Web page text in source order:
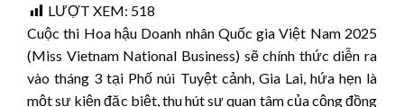
LƯỢT XEM: 518
Cuộc thi Hoa hậu Doanh nhân Quốc gia Việt Nam 2025
(Miss Vietnam National Business) sẽ chính thức diễn ra
vào tháng 3 tại Phố núi Tuyệt cảnh, Gia Lai, hứa hẹn là
một sự kiện đặc biệt, thu hút sự quan tâm của cộng đồng